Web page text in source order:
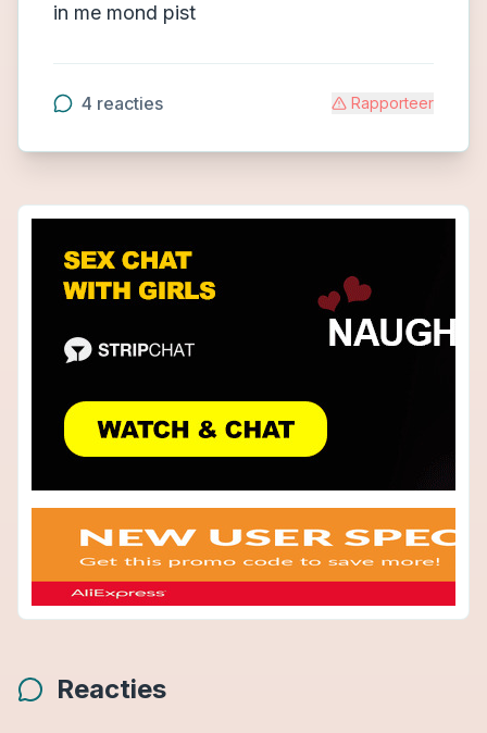
in me mond pist
4 reacties Rapporteer
Reacties